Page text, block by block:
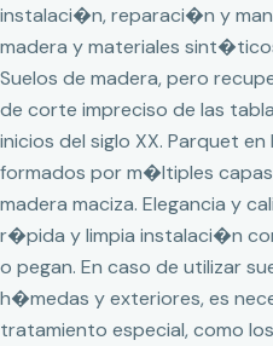
instalaci�n, reparaci�n y
madera y materiales
Suelos de madera, pero
de corte impreciso de las
inicios del siglo XX. Parquet
formados por m�ltiples
madera maciza. Elegancia y
r�pida y limpia instalaci�n
o pegan. En caso de utilizar
h�medas y exteriores, es
tratamiento especial, como